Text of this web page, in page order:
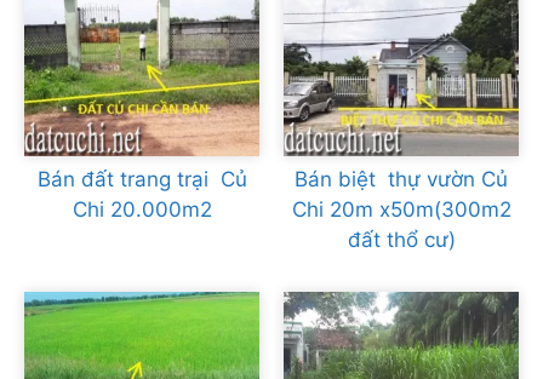
Bán đất trang trại Củ
Chi 20.000m2
Bán biệt thự vườn Củ
Chi 20m x50m(300m2
đất thổ cư)